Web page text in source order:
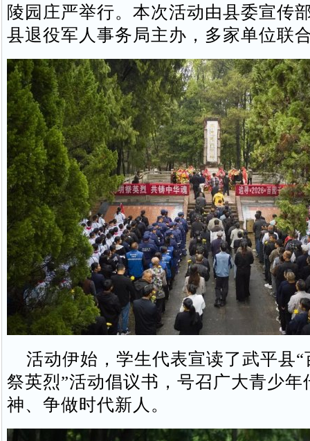
陵园庄严举行。本次活动由县委宣传
县退役军人事务局主办，多家单位联
活动伊始，学生代表宣读了武平县“
祭英烈”活动倡议书，号召广大青少年
神、争做时代新人。